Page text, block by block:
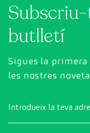
l'estat dels òrgans
cervell abans que
símptomes.
butlletí
Sigues la
les nostres
Introdueix la teva